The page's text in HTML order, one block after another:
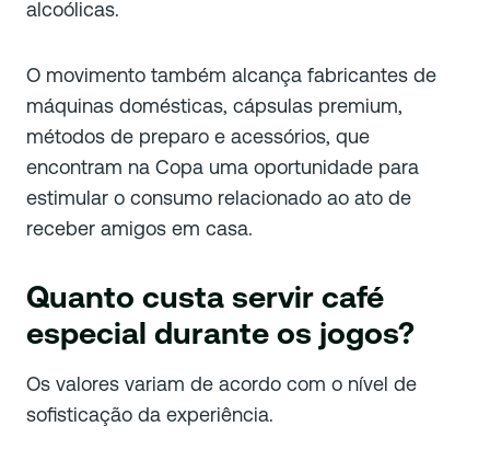
alcoólicas.
O movimento também alcança fabricantes de
máquinas domésticas, cápsulas premium,
métodos de preparo e acessórios, que
encontram na Copa uma oportunidade para
estimular o consumo relacionado ao ato de
receber amigos em casa.
Quanto custa servir café
especial durante os jogos?
Os valores variam de acordo com o nível de
sofisticação da experiência.